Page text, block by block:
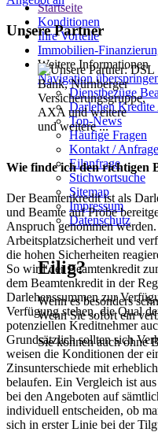
Startseite
Konditionen
Ihre Vorteile
Immobilien-
Weitere Informationen
Navigation
Dienstbezüge
Darlehen
Top-News
Häufige Fragen
Kontakt / Anfrage
Eilanfrage
Stichwortsuche
Sitemap
Impressum
Datenschutz
Eilig?
Wenn es besonders
Wenn Sie sofort ein
Sie können auch ohne
Unsere Partner
und weitere ...
Wie finde ich den richtigen
Der Beamtenkredit ist als
und Beamte auf Probe
Anspruch genommen
Arbeitsplatzsicherheit und
die hohen Sicherheiten
So wird der Beamtenkredit
dem Beamtenkredit in der
Darlehenssummen zur
Verfügung stehen, die Qual
potenziellen Kreditnehmer
Grundsätzlich sollten sich
weisen die Konditionen der
Zinsunterschiede mit
belaufen. Ein Vergleich ist
bei den Angeboten auf
individuell entscheiden, ob
sich in erster Linie bei der